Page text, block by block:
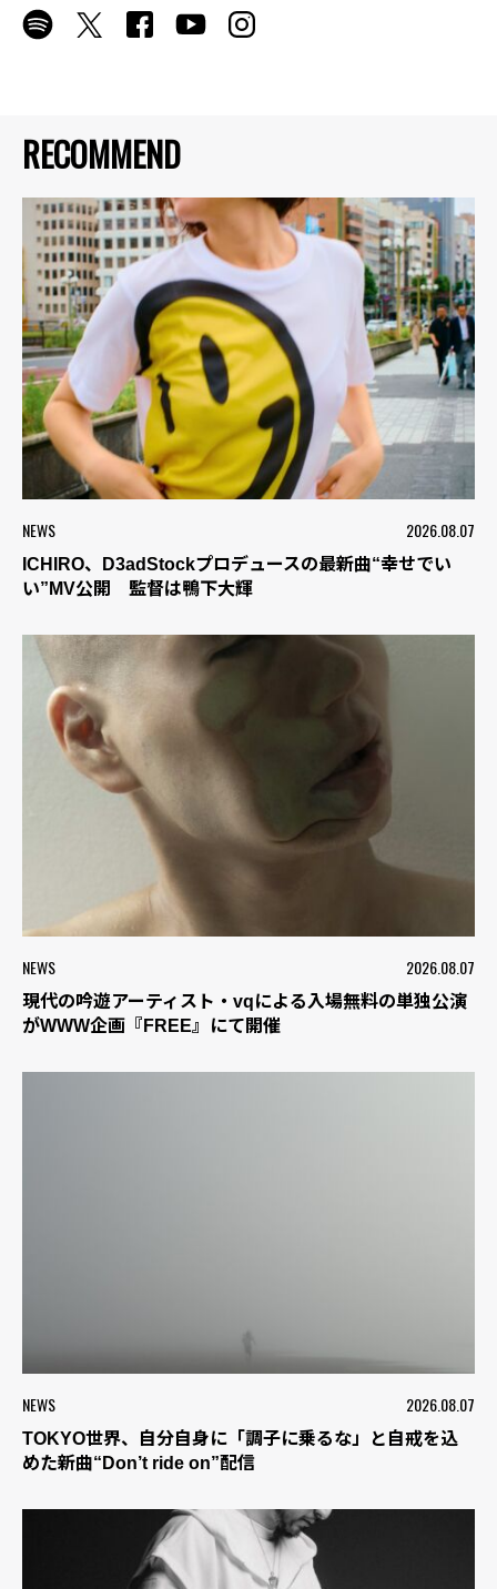
RECOMMEND
NEWS 2026.08.07
ICHIRO、D3adStockプロデュースの最新曲“幸せでい
い”MV公開 監督は鴨下大輝
NEWS 2026.08.07
現代の吟遊アーティスト・vqによる入場無料の単独公演
がWWW企画『FREE』にて開催
NEWS 2026.08.07
TOKYO世界、自分自身に「調子に乗るな」と自戒を込
めた新曲“Don’t ride on”配信